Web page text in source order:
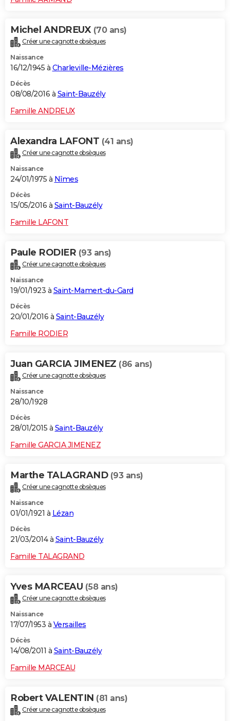
Michel ANDREUX (70 ans)
Créer une cagnotte obsèques
Naissance
16/12/1945 à Charleville-Mézières
Décès
08/08/2016 à Saint-Bauzély
Famille ANDREUX
Alexandra LAFONT (41 ans)
Créer une cagnotte obsèques
Naissance
24/01/1975 à Nîmes
Décès
15/05/2016 à Saint-Bauzély
Famille LAFONT
Paule RODIER (93 ans)
Créer une cagnotte obsèques
Naissance
19/01/1923 à Saint-Mamert-du-Gard
Décès
20/01/2016 à Saint-Bauzély
Famille RODIER
Juan GARCIA JIMENEZ (86 ans)
Créer une cagnotte obsèques
Naissance
28/10/1928
Décès
28/01/2015 à Saint-Bauzély
Famille GARCIA JIMENEZ
Marthe TALAGRAND (93 ans)
Créer une cagnotte obsèques
Naissance
01/01/1921 à Lézan
Décès
21/03/2014 à Saint-Bauzély
Famille TALAGRAND
Yves MARCEAU (58 ans)
Créer une cagnotte obsèques
Naissance
17/07/1953 à Versailles
Décès
14/08/2011 à Saint-Bauzély
Famille MARCEAU
Robert VALENTIN (81 ans)
Créer une cagnotte obsèques